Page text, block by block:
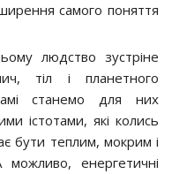
самого поняття
людство зустріне
тіл і планетного
станемо для них
істотами, які колись
бути теплим, мокрим і
енергетичні